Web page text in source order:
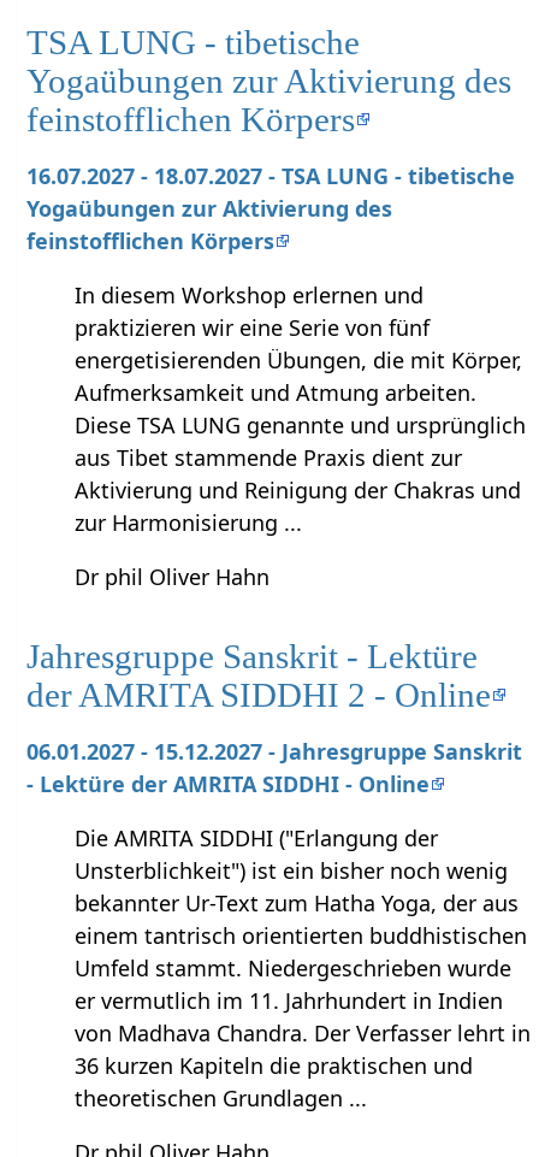
TSA LUNG - tibetische
Yogaübungen zur Aktivierung des
feinstofflichen Körpers
16.07.2027 - 18.07.2027 - TSA LUNG - tibetische
Yogaübungen zur Aktivierung des
feinstofflichen Körpers
In diesem Workshop erlernen und
praktizieren wir eine Serie von fünf
energetisierenden Übungen, die mit Körper,
Aufmerksamkeit und Atmung arbeiten.
Diese TSA LUNG genannte und ursprünglich
aus Tibet stammende Praxis dient zur
Aktivierung und Reinigung der Chakras und
zur Harmonisierung ...
Dr phil Oliver Hahn
Jahresgruppe Sanskrit - Lektüre
der AMRITA SIDDHI 2 - Online
06.01.2027 - 15.12.2027 - Jahresgruppe Sanskrit
- Lektüre der AMRITA SIDDHI - Online
Die AMRITA SIDDHI ("Erlangung der
Unsterblichkeit") ist ein bisher noch wenig
bekannter Ur-Text zum Hatha Yoga, der aus
einem tantrisch orientierten buddhistischen
Umfeld stammt. Niedergeschrieben wurde
er vermutlich im 11. Jahrhundert in Indien
von Madhava Chandra. Der Verfasser lehrt in
36 kurzen Kapiteln die praktischen und
theoretischen Grundlagen ...